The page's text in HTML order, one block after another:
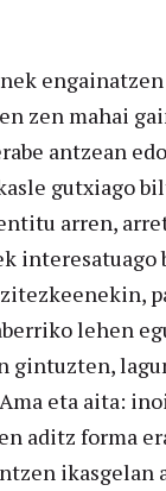
zen mahai
antzean
gutxiago
arren,
lehen
gintuzten,
eta aita:
aditz forma
ikasgelan